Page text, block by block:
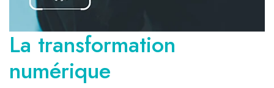
La transformation
numérique